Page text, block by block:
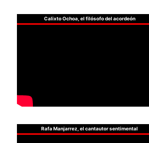
Calixto Ochoa, el filósofo del acordeón
Rafa Manjarrez, el cantautor sentimental